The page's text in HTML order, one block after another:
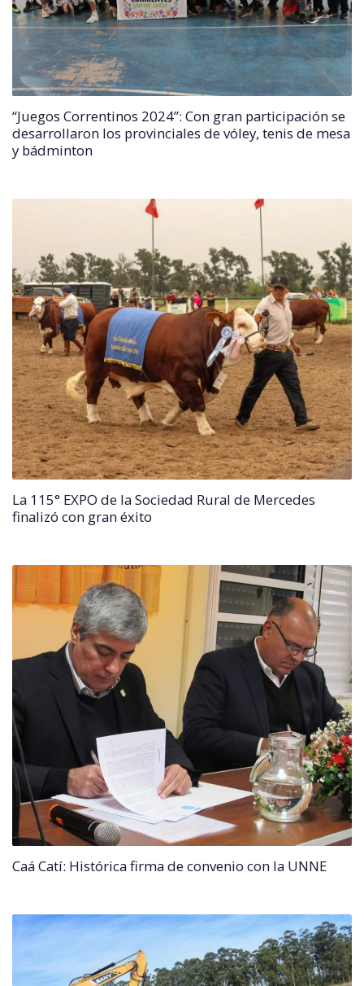
“Juegos Correntinos 2024”: Con gran participación se
desarrollaron los provinciales de vóley, tenis de mesa
y bádminton
La 115° EXPO de la Sociedad Rural de Mercedes
finalizó con gran éxito
Caá Catí: Histórica firma de convenio con la UNNE